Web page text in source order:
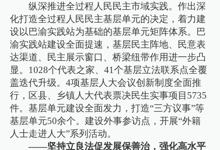
纵深推进全过程人民民主市域实践。作出深
化打造全过程人民民主基层单元的决定，着力建
设以巴渝实践站为基础的基层单元矩阵体系。巴
渝实践站建设全面提速，基层民主阵地、民意表
达渠道、民主展示窗口、桥梁纽带作用进一步凸
显。1028个代表之家、41个基层立法联系点全覆
盖迭代升级。4项基层人大会议创新制度全面推
行，区县、乡镇人大代表票决民生实事项目5735
件。基层单元建设全面发力，打造“三方议事”等
基层单元50余个。建设外事参访点，开展“外籍
人士走进人大”系列活动。
——坚持立良法促发展保善治，强化高水平